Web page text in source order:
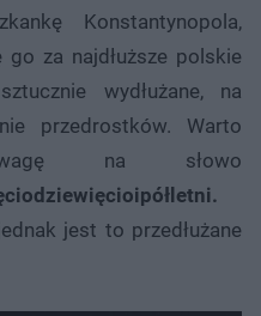
Konstantynopola,
go za najdłuższe polskie
wydłużane, na
przedrostków. Warto
na słowo
jest to przedłużane